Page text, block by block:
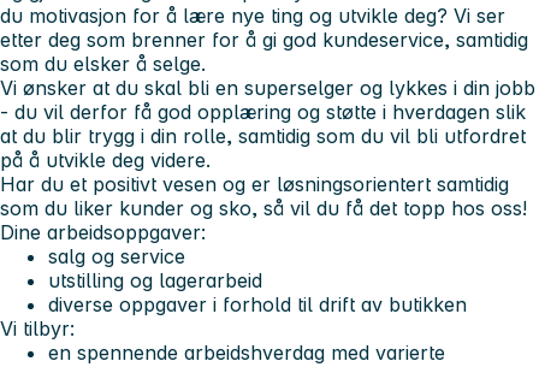
du motivasjon for å lære nye ting og utvikle deg? Vi ser
etter deg som brenner for å gi god kundeservice, samtidig
som du elsker å selge.
Vi ønsker at du skal bli en superselger og lykkes i din jobb
- du vil derfor få god opplæring og støtte i hverdagen slik
at du blir trygg i din rolle, samtidig som du vil bli utfordret
på å utvikle deg videre.
Har du et positivt vesen og er løsningsorientert samtidig
som du liker kunder og sko, så vil du få det topp hos oss!
Dine arbeidsoppgaver:
salg og service
utstilling og lagerarbeid
diverse oppgaver i forhold til drift av butikken
Vi tilbyr:
en spennende arbeidshverdag med varierte